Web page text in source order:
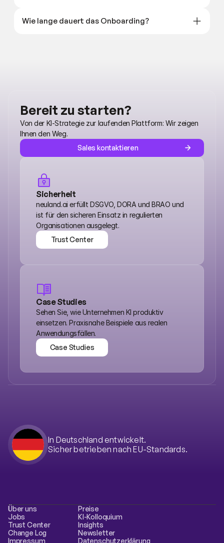
Wie lange dauert das Onboarding?
Bereit zu starten?
Von der KI-Strategie zur laufenden Plattform: Wir zeigen
Ihnen den Weg.
Sales kontaktieren
Sicherheit
neuland.ai erfüllt DSGVO, DORA und BRAO und
ist für den sicheren Einsatz in regulierten
Organisationen ausgelegt.
Trust Center
Case Studies
Sehen Sie, wie Unternehmen KI produktiv
einsetzen. Praxisnahe Beispiele aus realen
Anwendungsfällen.
Case Studies
In Deutschland entwickelt.
Sicher betrieben nach EU-Standards.
Über uns
Jobs
Trust Center
Change Log
Impressum
Preise
KI-Kolloquium
Insights
Newsletter
Datenschutzerklärung